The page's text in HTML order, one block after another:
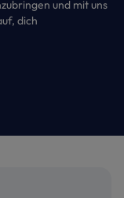
und mit uns
dich